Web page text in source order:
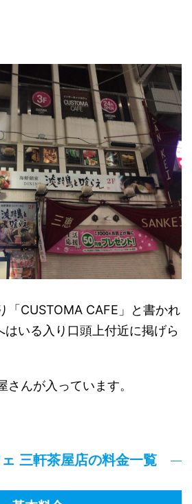
「CUSTOMA CAFE」と書かれ
はいる入り口頭上付近に掲げら
んが入っています。
三軒茶屋店の料金一覧